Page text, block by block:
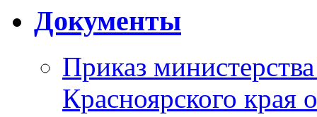
Документы
Приказ
Красноярского